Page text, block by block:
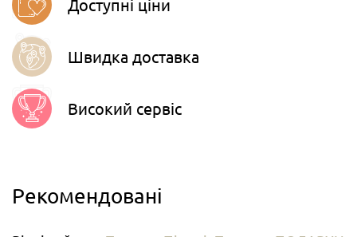
Доступні ціни
Швидка доставка
Високий сервіс
Рекомендовані